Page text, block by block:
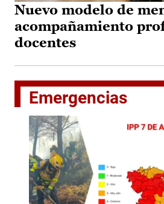
Nuevo modelo de
acompañamiento
docentes
Emergencias